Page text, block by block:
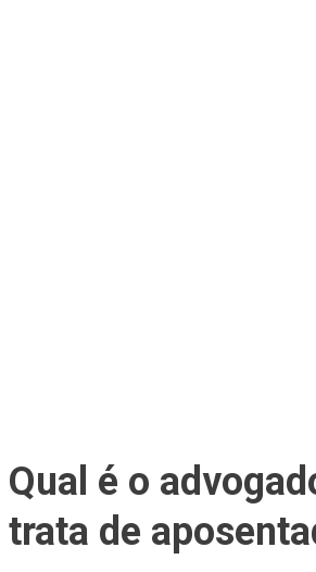
Qual é o
trata de